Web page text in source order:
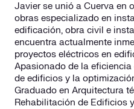
Javier se unió a Cuerva en
obras especializado en
edificación, obra civil e
encuentra actualmente
proyectos eléctricos en
Apasionado de la
de edificios y la
Graduado en Arquitectura
Rehabilitación de Edificios